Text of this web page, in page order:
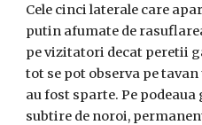
Cele cinci laterale care
putin afumate de
pe vizitatori decat peretii
tot se pot observa pe
au fost sparte. Pe
subtire de noroi,